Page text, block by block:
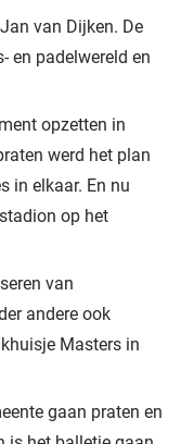
van Dijken. De
en padelwereld en
opzetten in
werd het plan
in elkaar. En nu
op het
van
andere ook
Masters in
gaan praten en